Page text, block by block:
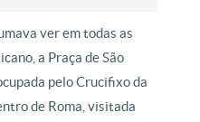
ver em todas as
a Praça de São
pelo Crucifixo da
de Roma, visitada